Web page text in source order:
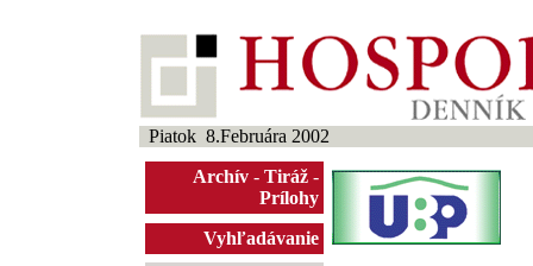
Piatok 8.Februára 2002
Archív - Tiráž -
Prílohy
Vyhľadávanie